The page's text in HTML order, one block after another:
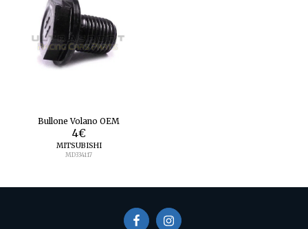
Bullone Volano OEM
4€
MITSUBISHI
MD334117